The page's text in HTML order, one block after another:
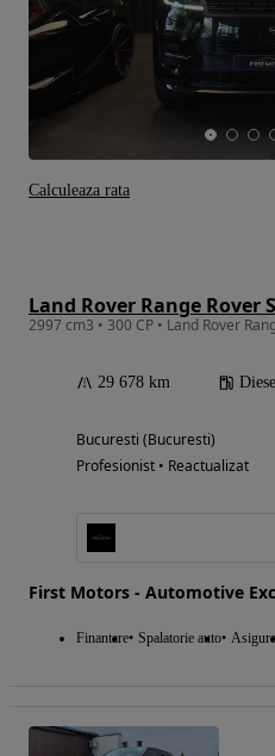
29 678 km
Bucuresti (Bucuresti)
Profesionist • Reactualizat
First Motors - Automotive
Finantare Spalatorie auto
Calculeaza rata